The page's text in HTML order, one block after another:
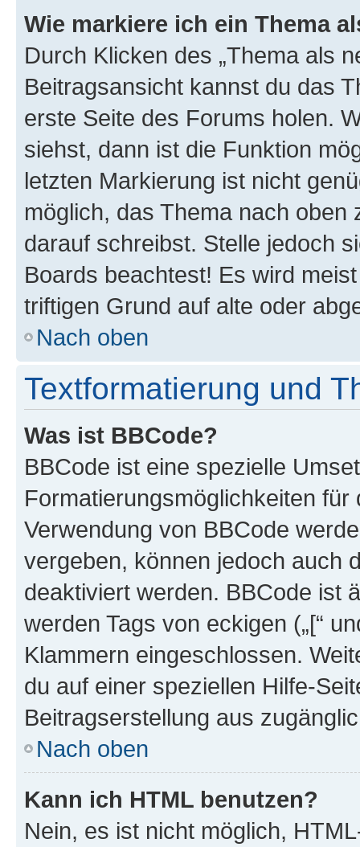
Wie markiere ich ein Thema
Durch Klicken des „Thema als
Beitragsansicht kannst du das
erste Seite des Forums holen.
siehst, dann ist die Funktion
letzten Markierung ist nicht
möglich, das Thema nach oben
darauf schreibst. Stelle jedoch
Boards beachtest! Es wird
triftigen Grund auf alte oder
Nach oben
Textformatierung und
Was ist BBCode?
BBCode ist eine spezielle
Formatierungsmöglichkeiten
Verwendung von BBCode
vergeben, können jedoch auch
deaktiviert werden. BBCode ist
werden Tags von eckigen („[“
Klammern eingeschlossen.
du auf einer speziellen Hilfe-
Beitragserstellung aus
Nach oben
Kann ich HTML benutzen?
Nein, es ist nicht möglich,